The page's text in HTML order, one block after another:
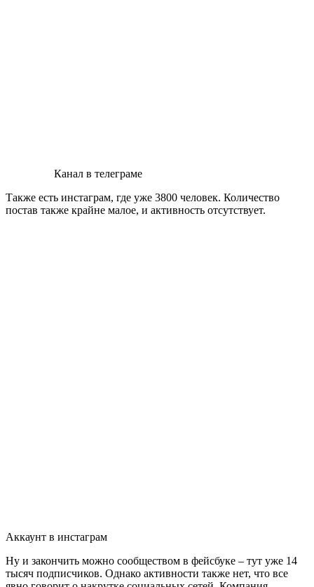
Канал в телеграме
Также есть инстаграм, где уже 3800 человек. Количество
постав также крайне малое, и активность отсутствует.
Аккаунт в инстаграм
Ну и закончить можно сообществом в фейсбуке – тут уже 14
тысяч подписчиков. Однако активности также нет, что все